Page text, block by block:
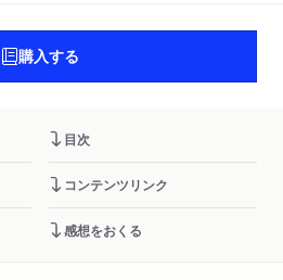
購入する
目次
コンテンツリンク
感想をおくる